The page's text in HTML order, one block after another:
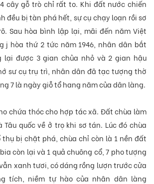
cây gỗ trò chỉ rất to. Khi đất nước chiến
đều bị tàn phá hết, sự cụ chạy loạn rồi sơ
Sau hòa bình lập lại, mãi đến năm Việt
j hòa thứ 2 tức năm 1946, nhân dân bắt
lại được 3 gian chủa nhỏ và 2 gian hậu
sư cụ trụ trì, nhân dân đã tạc tượng thờ
7 là ngày giỗ tổ hang năm của dân làng.
chứa thóc cho hợp tác xã. Đất chùa làm
quốc về ở trọ khi sơ tán. Lúc đó chùa
bị chặt phá, chùa chỉ còn là 1 nền đất
còn lại và 1 quả chuông cổ, 7 pho tượng
xanh tươi, có dáng rồng lượn trước cửa
tích,
niềm tự hào của nhân dân làng